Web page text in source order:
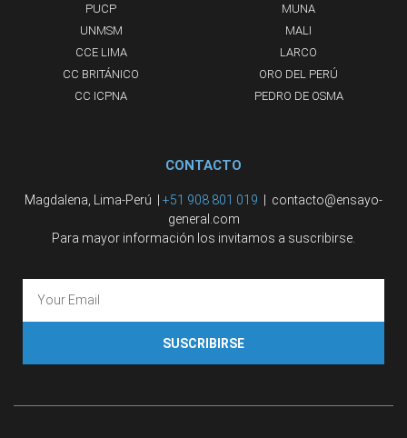
PUCP
UNMSM
CCE LIMA
CC BRITÁNICO
CC ICPNA
MUNA
MALI
LARCO
ORO DEL PERÚ
PEDRO DE OSMA
CONTACTO
Magdalena, Lima-Perú | +51 908 801 019
| contacto@ensayo-
general.com
Para mayor información los invitamos a suscribirse.
SUSCRIBIRSE